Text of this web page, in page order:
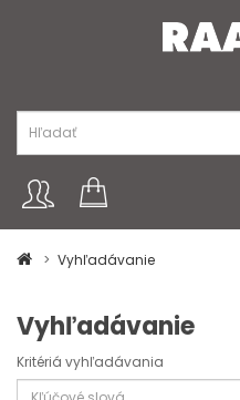
Vyhľadávanie
Vyhľadávanie
Kritériá vyhľadávania